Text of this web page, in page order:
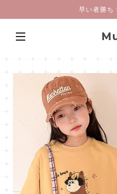
早い者勝ち